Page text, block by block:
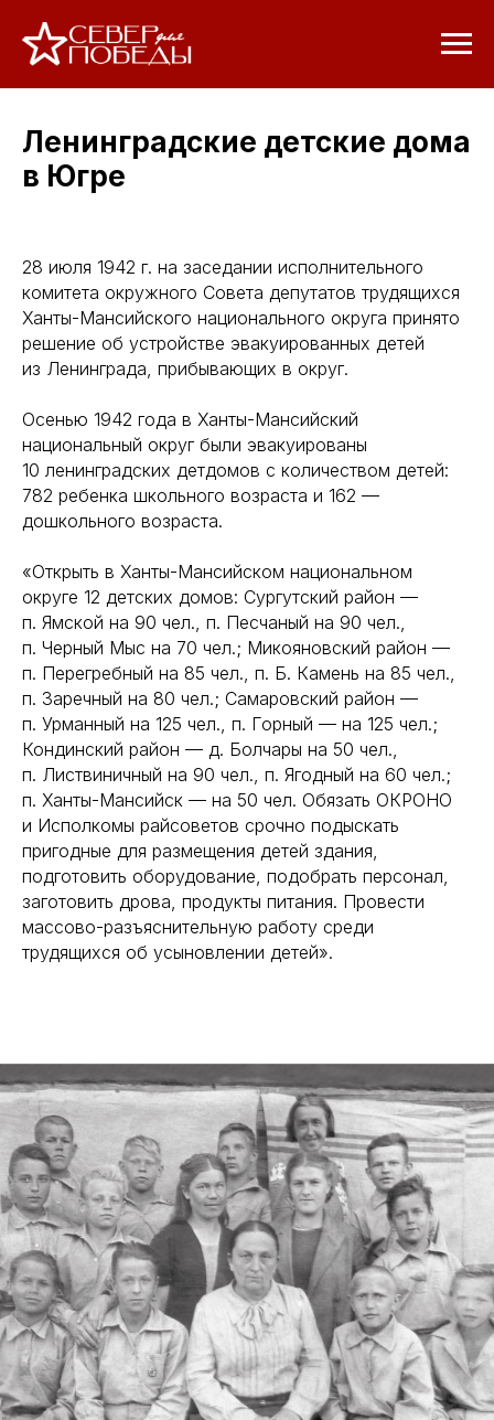
Ленинградские детские дома
в Югре
28 июля 1942 г. на заседании исполнительного
комитета окружного Совета депутатов трудящихся
Ханты-Мансийского национального округа принято
решение об устройстве эвакуированных детей
из Ленинграда, прибывающих в округ.
Осенью 1942 года в Ханты-Мансийский
национальный округ были эвакуированы
10 ленинградских детдомов с количеством детей:
782 ребенка школьного возраста и 162 —
дошкольного возраста.
«Открыть в Ханты-Мансийском национальном
округе 12 детских домов: Сургутский район —
п. Ямской на 90 чел., п. Песчаный на 90 чел.,
п. Черный Мыс на 70 чел.; Микояновский район —
п. Перегребный на 85 чел., п. Б. Камень на 85 чел.,
п. Заречный на 80 чел.; Самаровский район —
п. Урманный на 125 чел., п. Горный — на 125 чел.;
Кондинский район — д. Болчары на 50 чел.,
п. Листвиничный на 90 чел., п. Ягодный на 60 чел.;
п. Ханты-Мансийск — на 50 чел. Обязать ОКРОНО
и Исполкомы райсоветов срочно подыскать
пригодные для размещения детей здания,
подготовить оборудование, подобрать персонал,
заготовить дрова, продукты питания. Провести
массово-разъяснительную работу среди
трудящихся об усыновлении детей».